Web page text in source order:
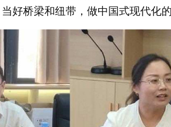
好桥梁和纽带，做中国式现代化